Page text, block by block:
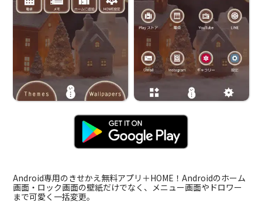
Android専用のきせかえ無料アプリ＋HOME！Androidのホーム
画面・ロック画面の壁紙だけでなく、メニュー画面やドロワー
まで可愛く一括変更。